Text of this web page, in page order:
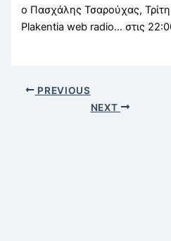
ο Πασχάλης Τσαρούχας, Τρίτη
Plakentia web radio… στις
PREVIOUS
NEXT